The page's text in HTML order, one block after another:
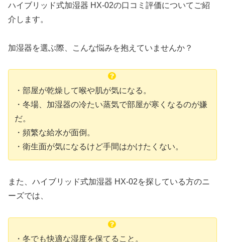
ハイブリッド式加湿器 HX-02の口コミ評価についてご紹
介します。
加湿器を選ぶ際、こんな悩みを抱えていませんか？
・部屋が乾燥して喉や肌が気になる。
・冬場、加湿器の冷たい蒸気で部屋が寒くなるのが嫌
だ。
・頻繁な給水が面倒。
・衛生面が気になるけど手間はかけたくない。
また、ハイブリッド式加湿器 HX-02を探している方のニ
ーズでは、
・冬でも快適な湿度を保てること。